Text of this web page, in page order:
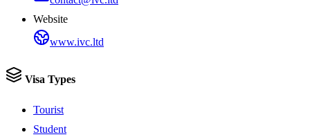
Website
www.ivc.ltd
Visa Types
Tourist
Student